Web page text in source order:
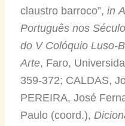
claustro barroco”, in
Português nos
do V Colóquio Luso-
Arte, Faro,
359-372; CALDAS,
PEREIRA, José
Paulo (coord.),